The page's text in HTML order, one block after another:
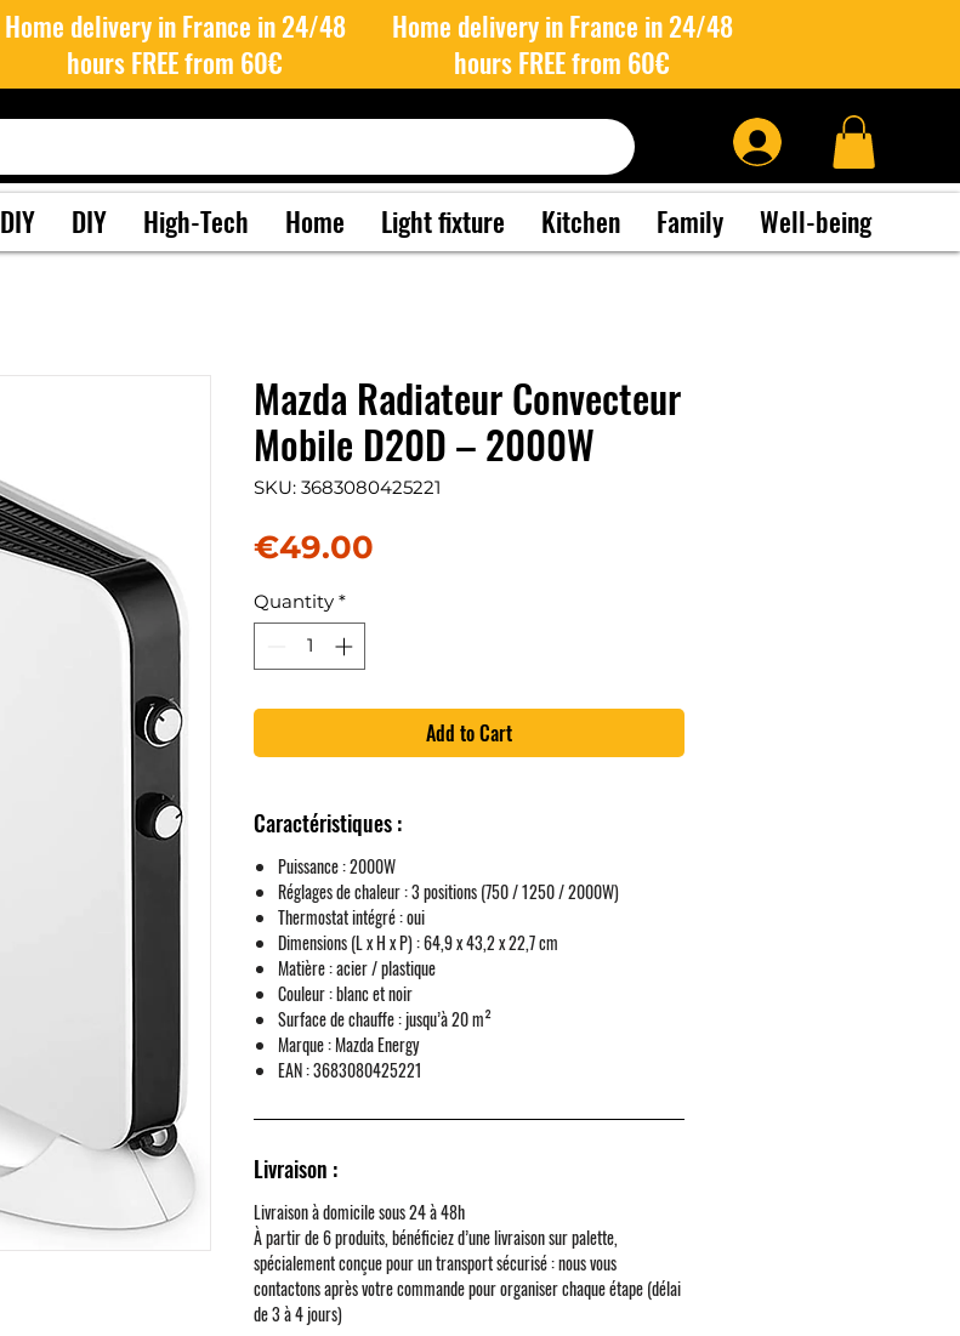
Home delivery in France in 24/48
hours FREE from 60€
Home delivery in France in 24/48
hours FREE from 60€
DIY DIY High-Tech Home Light fixture Kitchen Family Well-being
Mazda Radiateur Convecteur
Mobile D20D – 2000W
SKU: 3683080425221
€49.00
Quantity *
Add to Cart
Caractéristiques :
Puissance: 2000W
Réglages de chaleur: 3 positions (750 / 1250 / 2000W)
Thermostat intégré: oui
Dimensions (L x H x P): 64,9 x 43,2 x 22,7 cm
Matière: acier / plastique
Couleur: blanc et noir
Surface de chauffe: jusqu’à 20 m²
Marque: Mazda Energy
EAN: 3683080425221
Livraison :
Livraison à domicile sous 24 à 48h
À partir de 6 produits, bénéficiez d’une livraison sur palette,
spécialement conçue pour un transport sécurisé : nous vous
contactons après votre commande pour organiser chaque étape (délai
de 3 à 4 jours)